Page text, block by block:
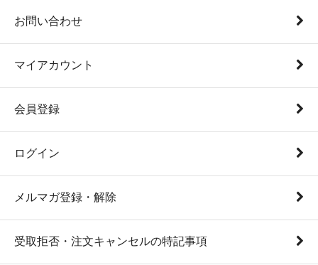
お問い合わせ
マイアカウント
会員登録
ログイン
メルマガ登録・解除
受取拒否・注文キャンセルの特記事項